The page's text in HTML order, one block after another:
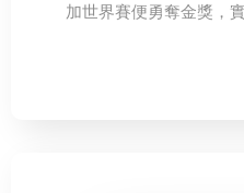
加世界賽便勇奪金獎，